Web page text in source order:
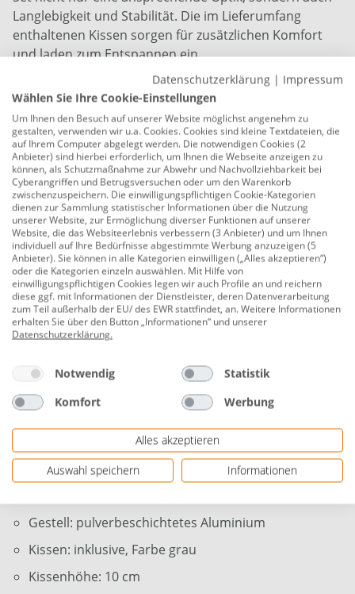
Langlebigkeit und Stabilität. Die im Lieferumfang
enthaltenen Kissen sorgen für zusätzlichen Komfort
und laden zum Entspannen ein.
Ob im Garten, auf der Terrasse oder dem Balkon - das
Primaster Gartenmöbel-Set Tarent verwandelt jeden
Außenbereich in eine einladende Oase.
Set bestehen aus:
1 x Bank 1 - Maße: 186 x 76 x 85 cm (L x B x H)
1 x Bank 2 - Maße: 126 x 76 x 85 cm (L x B x H)
2 x Stuhl - Maße: 66 x 76 x 85 cm (L x B x H)
1 x Tisch - Maße: 140 x 70 x 65 cm (L x B x H)
Besonderheit: extra hoher Rücken, extra breite
Sitzfläche
2 Bänke + 2 Stühle + 1 Tisch
Bietet ausreichend Platz für bis zu 7 Personen
Belastbarkeit je Stuhl: max. 110 kg
Belastbarkeit Bank 1: max. 330 kg
Gestell: pulverbeschichtetes Aluminium
Kissen: inklusive, Farbe grau
Kissenhöhe: 10 cm
Datenschutzerklärung | Impressum
Wählen Sie Ihre Cookie-Einstellungen
Um Ihnen den Besuch auf unserer Website möglichst angenehm zu
gestalten, verwenden wir u.a. Cookies. Cookies sind kleine Textdateien, die
auf Ihrem Computer abgelegt werden. Die notwendigen Cookies (2
Anbieter) sind hierbei erforderlich, um Ihnen die Webseite anzeigen zu
können, als Schutzmaßnahme zur Abwehr und Nachvollziehbarkeit bei
Cyberangriffen und Betrugsversuchen oder um den Warenkorb
zwischenzuspeichern. Die einwilligungspflichtigen Cookie-Kategorien
dienen zur Sammlung statistischer Informationen über die Nutzung
unserer Website, zur Ermöglichung diverser Funktionen auf unserer
Website, die das Websiteerlebnis verbessern (3 Anbieter) und um Ihnen
individuell auf Ihre Bedürfnisse abgestimmte Werbung anzuzeigen (5
Anbieter). Sie können in alle Kategorien einwilligen („Alles akzeptieren“)
oder die Kategorien einzeln auswählen. Mit Hilfe von
einwilligungspflichtigen Cookies legen wir auch Profile an und reichern
diese ggf. mit Informationen der Dienstleister, deren Datenverarbeitung
zum Teil außerhalb der EU/ des EWR stattfindet, an. Weitere Informationen
erhalten Sie über den Button „Informationen“ und unserer
Datenschutzerklärung.
Notwendig
Statistik
Komfort
Werbung
Alles akzeptieren
Auswahl speichern
Informationen